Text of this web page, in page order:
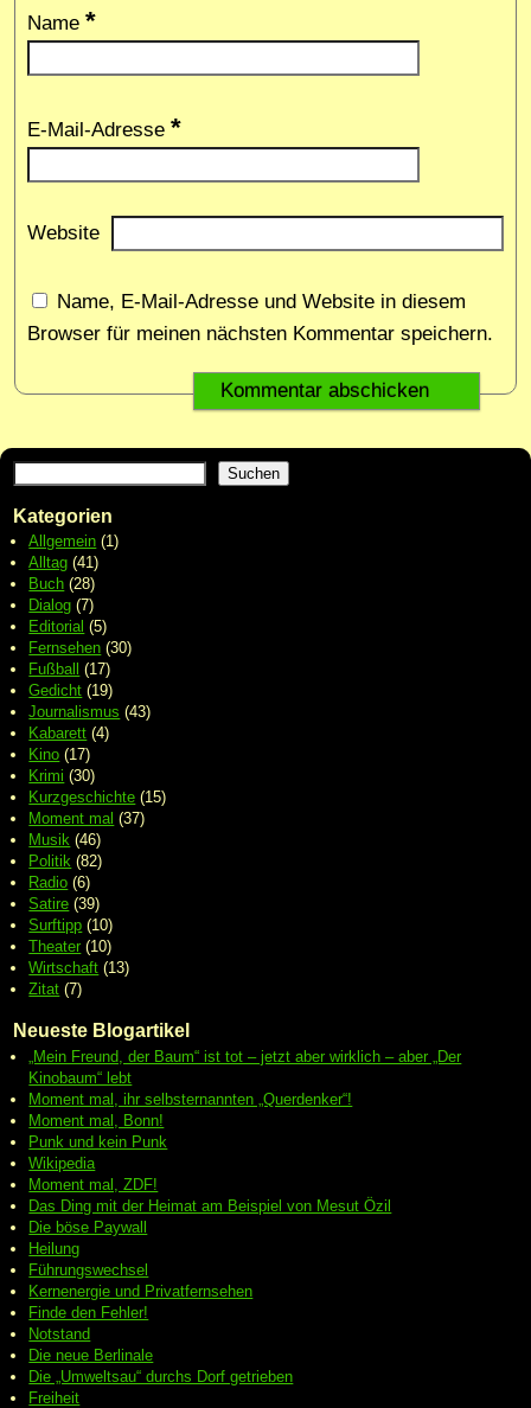
Name *
E-Mail-Adresse *
Website
Name, E-Mail-Adresse und Website in diesem
Browser für meinen nächsten Kommentar speichern.
Suchen
Kategorien
Allgemein (1)
Alltag (41)
Buch (28)
Dialog (7)
Editorial (5)
Fernsehen (30)
Fußball (17)
Gedicht (19)
Journalismus (43)
Kabarett (4)
Kino (17)
Krimi (30)
Kurzgeschichte (15)
Moment mal (37)
Musik (46)
Politik (82)
Radio (6)
Satire (39)
Surftipp (10)
Theater (10)
Wirtschaft (13)
Zitat (7)
Neueste Blogartikel
„Mein Freund, der Baum“ ist tot – jetzt aber wirklich – aber „Der
Kinobaum“ lebt
Moment mal, ihr selbsternannten „Querdenker“!
Moment mal, Bonn!
Punk und kein Punk
Wikipedia
Moment mal, ZDF!
Das Ding mit der Heimat am Beispiel von Mesut Özil
Die böse Paywall
Heilung
Führungswechsel
Kernenergie und Privatfernsehen
Finde den Fehler!
Notstand
Die neue Berlinale
Die „Umweltsau“ durchs Dorf getrieben
Freiheit